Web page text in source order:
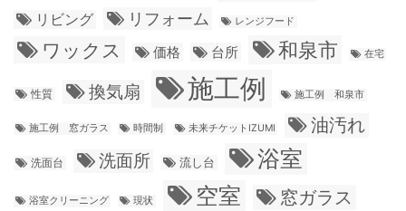
リビング リフォーム レンジフード
ワックス 価格 台所 和泉市 在宅
性質 換気扇 施工例 施工例 和泉市
施工例 窓ガラス 時間制 未来チケットIZUMI 油汚れ
洗面台 洗面所 流し台 浴室
浴室クリーニング 現状 空室 窓ガラス